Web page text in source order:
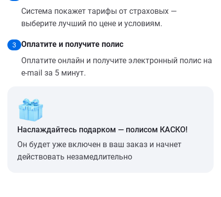
Система покажет тарифы от страховых —
выберите лучший по цене и условиям.
3
Оплатите и получите полис
Оплатите онлайн и получите электронный полис на
e-mail за 5 минут.
Наслаждайтесь подарком — полисом КАСКО!
Он будет уже включен в ваш заказ и начнет
действовать незамедлительно